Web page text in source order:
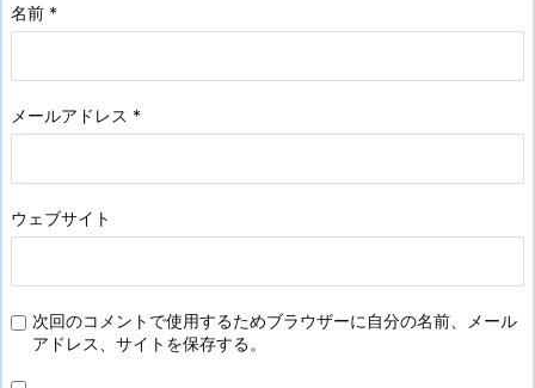
名前 *
メールアドレス *
ウェブサイト
次回のコメントで使用するためブラウザーに自分の名前、メール
アドレス、サイトを保存する。